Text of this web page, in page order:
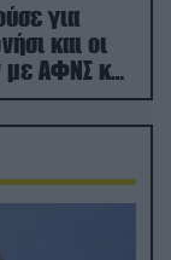
για
και οι
με ΑΦΝΣ και